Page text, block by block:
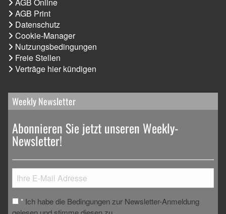
AGB Online
AGB Print
Datenschutz
Cookie-Manager
Nutzungsbedingungen
Freie Stellen
Verträge hier kündigen
Weekly Newsletter
Abonnieren Sie jetzt unseren Weekly-
Newsletter!
* Ich habe die Bedingungen zur Newsletter-Anmeldung